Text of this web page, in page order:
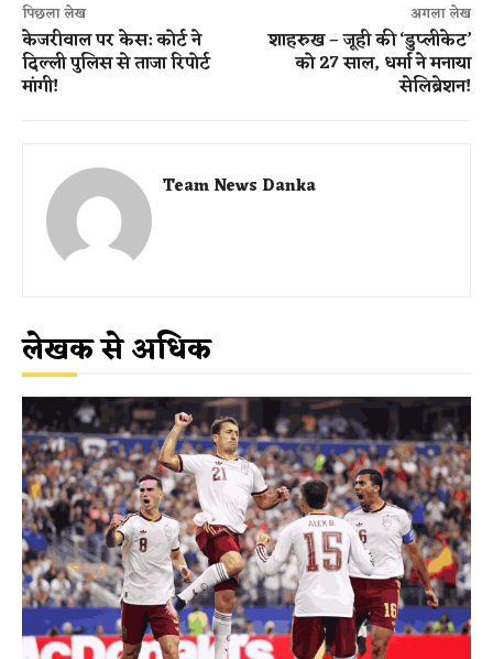
पिछला लेख
केजरीवाल पर केस: कोर्ट ने
दिल्ली पुलिस से ताजा रिपोर्ट
मांगी!
अगला लेख
शाहरुख – जूही की ‘डुप्लीकेट’
को 27 साल, धर्मा ने मनाया
सेलिब्रेशन!
Team News Danka
लेखक से अधिक